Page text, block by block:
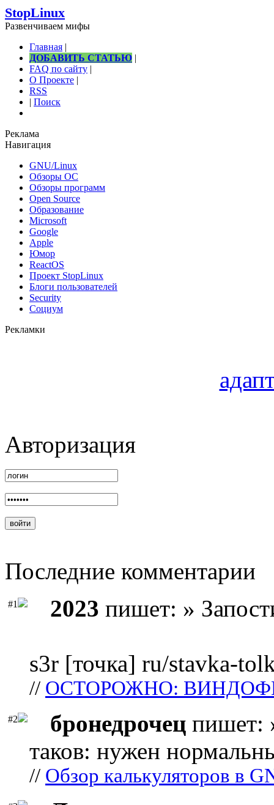
StopLinux
Развенчиваем мифы
Главная |
ДОБАВИТЬ СТАТЬЮ |
FAQ по сайту |
О Проекте |
RSS
| Поиск
Реклама
Навигация
GNU/Linux
Обзоры ОС
Обзоры программ
Open Source
Образование
Microsoft
Google
Apple
Юмор
ReactOS
Проект StopLinux
Блоги пользователей
Security
Социум
Рекламки
Авторизация
Последние комментарии
#1 2023 пишет: »
s3r [точка] ru/stavka-
// ОСТОРОЖНО:
#2 бронедрочец пишет:
таков: нужен
// Обзор калькуляторов в